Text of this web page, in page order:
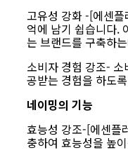
고유성 강화 -[에센
억에 남기 쉽습니다.
는 브랜드를 구축하
소비자 경험 강조-
공받는 경험을 하도
네이밍의 기능
효능성 강조-[에센플
충하여 효능성을 높